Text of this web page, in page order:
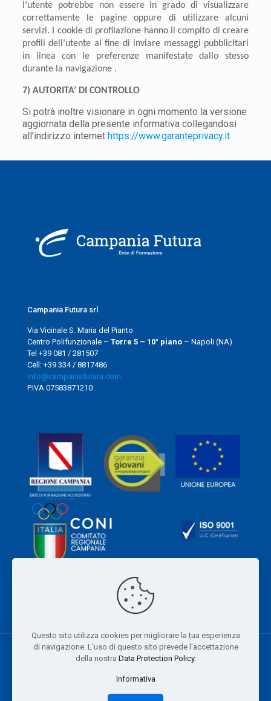
l’utente potrebbe non essere in grado di visualizzare
correttamente le pagine oppure di utilizzare alcuni
servizi. I cookie di profilazione hanno il compito di creare
profili dell’utente al fine di inviare messaggi pubblicitari
in linea con le preferenze manifestate dallo stesso
durante la navigazione .
7) AUTORITA’ DI CONTROLLO
Si potrà inoltre visionare in ogni momento la versione
aggiornata della presente informativa collegandosi
all’indirizzo internet https://www.garanteprivacy.it
Campania Futura srl
Via Vicinale S. Maria del Pianto
Centro Polifunzionale – Torre 5 – 10° piano – Napoli (NA)
Tel +39 081 / 281507
Cell: +39 334 / 8817486
info@campaniafutura.com
P.IVA 07583871210
© 2024 Campania Futura. All Rights Reserved. Developed and
MAYA•LABS-PRIVACY POLICY
Questo sito utilizza cookies per migliorare la tua esperienza
di navigazione. L'uso di questo sito prevede l'accettazione
della nostra Data Protection Policy.
Informativa